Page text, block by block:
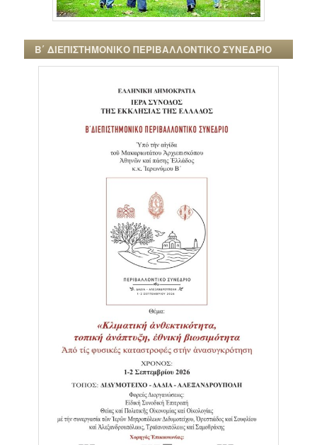
Β΄ ΔΙΕΠΙΣΤΗΜΟΝΙΚΟ ΠΕΡΙΒΑΛΛΟΝΤΙΚΟ ΣΥΝΕΔΡΙΟ